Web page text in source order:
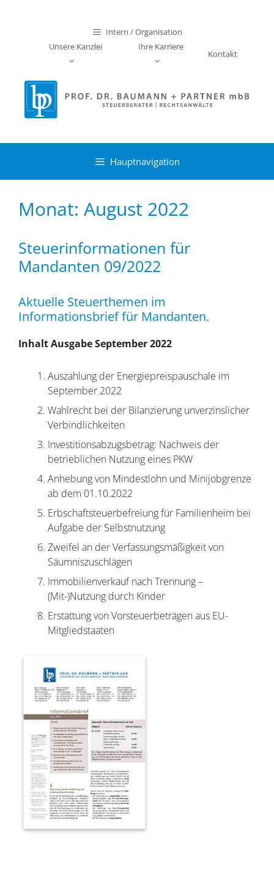
Intern / Organisation
Unsere Kanzlei
Ihre Karriere
Kontakt
Hauptnavigation
Monat: August 2022
Steuerinformationen für
Mandanten 09/2022
Aktuelle Steuerthemen im
Informationsbrief für Mandanten.
Inhalt Ausgabe September 2022
Auszahlung der Energiepreispauschale im
September 2022
Wahlrecht bei der Bilanzierung unverzinslicher
Verbindlichkeiten
Investitionsabzugsbetrag: Nachweis der
betrieblichen Nutzung eines PKW
Anhebung von Mindestlohn und Minijobgrenze
ab dem 01.10.2022
Erbschaftsteuerbefreiung für Familienheim bei
Aufgabe der Selbstnutzung
Zweifel an der Verfassungsmäßigkeit von
Säumniszuschlägen
Immobilienverkauf nach Trennung –
(Mit-)Nutzung durch Kinder
Erstattung von Vorsteuerbeträgen aus EU-
Mitgliedstaaten